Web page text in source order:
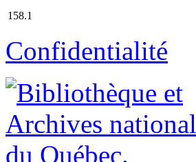
158.1
Confidentialité